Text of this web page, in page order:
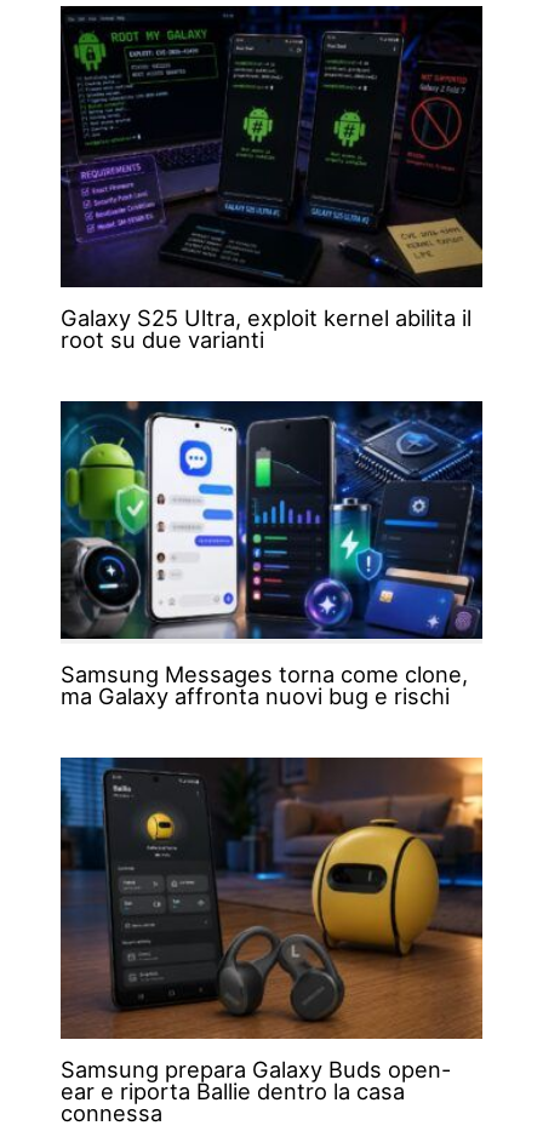
Galaxy S25 Ultra, exploit kernel abilita il
root su due varianti
Samsung Messages torna come clone,
ma Galaxy affronta nuovi bug e rischi
Samsung prepara Galaxy Buds open-
ear e riporta Ballie dentro la casa
connessa